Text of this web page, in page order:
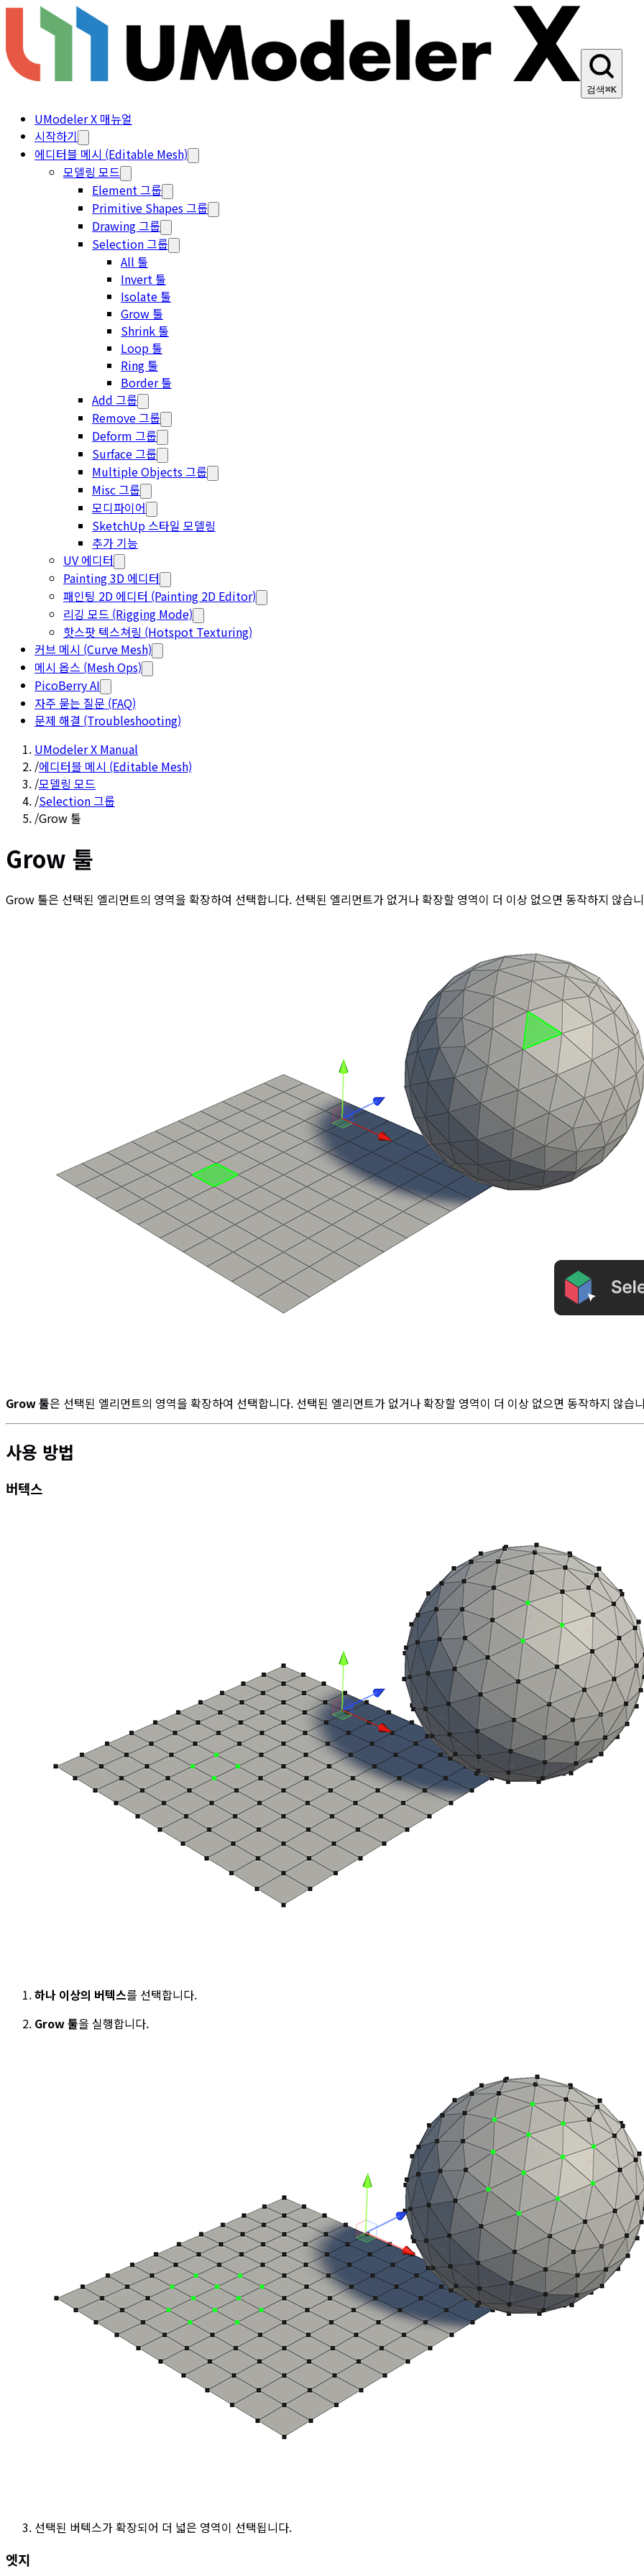
검색⌘K
UModeler X 매뉴얼
시작하기
에디터블 메시 (Editable Mesh)
모델링 모드
Element 그룹
Primitive Shapes 그룹
Drawing 그룹
Selection 그룹
All 툴
Invert 툴
Isolate 툴
Grow 툴
Shrink 툴
Loop 툴
Ring 툴
Border 툴
Add 그룹
Remove 그룹
Deform 그룹
Surface 그룹
Multiple Objects 그룹
Misc 그룹
모디파이어
SketchUp 스타일 모델링
추가 기능
UV 에디터
Painting 3D 에디터
패인팅 2D 에디터 (Painting 2D Editor)
리깅 모드 (Rigging Mode)
핫스팟 텍스쳐링 (Hotspot Texturing)
커브 메시 (Curve Mesh)
메시 옵스 (Mesh Ops)
PicoBerry AI
자주 묻는 질문 (FAQ)
문제 해결 (Troubleshooting)
UModeler X Manual
/에디터블 메시 (Editable Mesh)
/모델링 모드
/Selection 그룹
/Grow 툴
Grow 툴
Grow 툴은 선택된 엘리먼트의 영역을 확장하여 선택합니다. 선택된 엘리먼트가 없거나 확장할 영역이 더 이상 없으면 동작하지 않습
Grow 툴은 선택된 엘리먼트의 영역을 확장하여 선택합니다. 선택된 엘리먼트가 없거나 확장할 영역이 더 이상 없으면 동작하지 않습
사용 방법
버텍스
하나 이상의 버텍스를 선택합니다.
Grow 툴을 실행합니다.
선택된 버텍스가 확장되어 더 넓은 영역이 선택됩니다.
엣지